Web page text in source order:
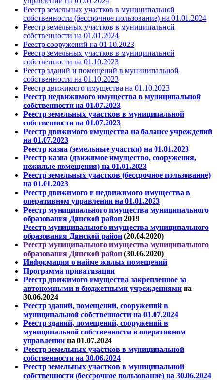
Реестр земельных участков в муниципальной
собственности (бессрочное пользование) на 01.01.2024
Реестр земельных участков в муниципальной
собственности на 01.01.2024
Реестр сооружений на 01.10.2023
Реестр земельных участков в муниципальной
собственности на 01.10.2023
Реестр зданий и помещений в муниципальной
собственности на 01.10.2023
Реестр движимого имущества на 01.10.2023
Реестр недвижимого имущества в муниципальной
собственности на 01.07.2023
Реестр земельных участков в муниципальной
собственности на 01.07.2023
Реестр движимого имущества на балансе учреждений
на 01.07.2023
Реестр казна (земельные участки) на 01.01.2023
Реестр казна (движимое имущество, сооружения,
нежилые помещения) на 01.01.2023
Реестр земельных участков (бессрочное пользование)
на 01.01.2023
Реестр движимого и недвижимого имущества в
оперативном управлении на 01.01.2023
Реестр муниципального имущества муниципального
образования Динской район 2019
Реестр муниципального имущества муниципального
образования Динской район (20.04.2020)
Реестр муниципального имущества муниципального
образования Динской район (30.06.2020)
Информация о найме жилых помещений
Программа приватизации
Реестр движимого имущества закрепленное за
автономными и бюджетными учреждениями на
30.06.2024
Реестр зданий, помещений, сооружений в
муниципальной собственности на 01.07.2024
Реестр зданий, помещений, сооружений в
муниципальной собственности в оперативном
управлении на 01.07.2024
Реестр земельных участков в муниципальной
собственности на 30.06.2024
Реестр земельных участков в муниципальной
собственности (бессрочное пользование) на 30.06.2024